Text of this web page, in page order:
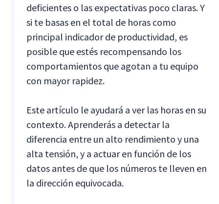
deficientes o las expectativas poco claras. Y
si te basas en el total de horas como
principal indicador de productividad, es
posible que estés recompensando los
comportamientos que agotan a tu equipo
con mayor rapidez.
Este artículo le ayudará a ver las horas en su
contexto. Aprenderás a detectar la
diferencia entre un alto rendimiento y una
alta tensión, y a actuar en función de los
datos antes de que los números te lleven en
la dirección equivocada.